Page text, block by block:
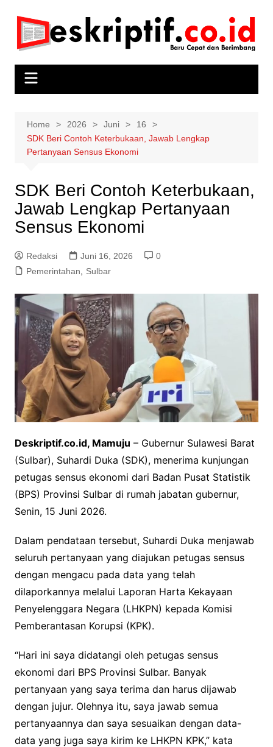
content
Home 2026 Juni
16
SDK Beri Contoh Keterbukaan, Jawab Lengkap
Pertanyaan Sensus Ekonomi
SDK Beri Contoh Keterbukaan,
Jawab Lengkap Pertanyaan
Sensus Ekonomi
Redaksi Juni 16, 2026
0
Pemerintahan
Sulbar
Deskriptif.co.id, Mamuju – Gubernur Sulawesi Barat
(Sulbar), Suhardi Duka (SDK), menerima kunjungan
petugas sensus ekonomi dari Badan Pusat Statistik
(BPS) Provinsi Sulbar di rumah jabatan gubernur,
Senin, 15 Juni 2026.
Dalam pendataan tersebut, Suhardi Duka menjawab
seluruh pertanyaan yang diajukan petugas sensus
dengan mengacu pada data yang telah
dilaporkannya melalui Laporan Harta Kekayaan
Penyelenggara Negara (LHKPN) kepada Komisi
Pemberantasan Korupsi (KPK).
“Hari ini saya didatangi oleh petugas sensus
ekonomi dari BPS Provinsi Sulbar. Banyak
pertanyaan yang saya terima dan harus dijawab
dengan jujur. Olehnya itu, saya jawab semua
pertanyaannya dan saya sesuaikan dengan data-
data yang juga saya kirim ke LHKPN KPK,” kata